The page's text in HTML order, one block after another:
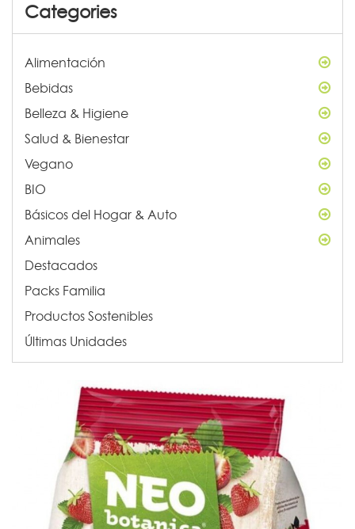
Categories
Alimentación
Bebidas
Belleza & Higiene
Salud & Bienestar
Vegano
BIO
Básicos del Hogar & Auto
Animales
Destacados
Packs Familia
Productos Sostenibles
Últimas Unidades